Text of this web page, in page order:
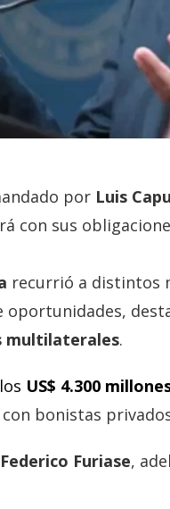
por Luis
con sus
recurrió a distintos
oportunidades,
multilaterales.
los US$ 4.300
bonistas
Federico Furiase,